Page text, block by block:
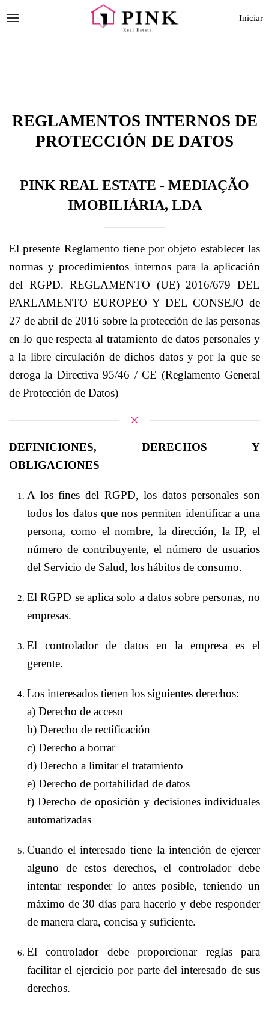
Iniciar
REGLAMENTOS INTERNOS DE
PROTECCIÓN DE DATOS
PINK REAL ESTATE - MEDIAÇÃO
IMOBILIÁRIA, LDA
El presente Reglamento tiene por objeto establecer las
normas y procedimientos internos para la aplicación
del RGPD. REGLAMENTO (UE) 2016/679 DEL
PARLAMENTO EUROPEO Y DEL CONSEJO de
27 de abril de 2016 sobre la protección de las personas
en lo que respecta al tratamiento de datos personales y
a la libre circulación de dichos datos y por la que se
deroga la Directiva 95/46 / CE (Reglamento General
de Protección de Datos)
DEFINICIONES, DERECHOS Y
OBLIGACIONES
A los fines del RGPD, los datos personales son
todos los datos que nos permiten identificar a una
persona, como el nombre, la dirección, la IP, el
número de contribuyente, el número de usuarios
del Servicio de Salud, los hábitos de consumo.
El RGPD se aplica solo a datos sobre personas, no
empresas.
El controlador de datos en la empresa es el
gerente.
Los interesados tienen los siguientes derechos:
a) Derecho de acceso
b) Derecho de rectificación
c) Derecho a borrar
d) Derecho a limitar el tratamiento
e) Derecho de portabilidad de datos
f) Derecho de oposición y decisiones individuales
automatizadas
Cuando el interesado tiene la intención de ejercer
alguno de estos derechos, el controlador debe
intentar responder lo antes posible, teniendo un
máximo de 30 días para hacerlo y debe responder
de manera clara, concisa y suficiente.
El controlador debe proporcionar reglas para
facilitar el ejercicio por parte del interesado de sus
derechos.